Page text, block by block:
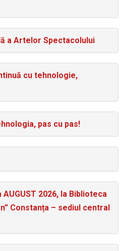
a Artelor Spectacolului
cu tehnologie,
pas cu pas!
2026, la Biblioteca
Constanța – sediul central